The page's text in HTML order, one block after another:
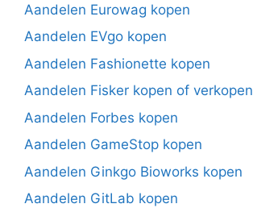
Aandelen Eurowag kopen
Aandelen EVgo kopen
Aandelen Fashionette kopen
Aandelen Fisker kopen of verkopen
Aandelen Forbes kopen
Aandelen GameStop kopen
Aandelen Ginkgo Bioworks kopen
Aandelen GitLab kopen